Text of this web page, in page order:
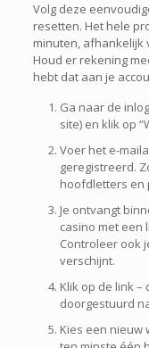
Volg deze
resetten. Het hele
minuten, afhankelijk
Houd er rekening
hebt dat aan je
Ga naar de
site) en klik op
Voer het e-
geregistreerd.
hoofdletters en
Je ontvangt
casino met een
Controleer ook
verschijnt.
Klik op de link –
doorgestuurd
Kies een nieuw